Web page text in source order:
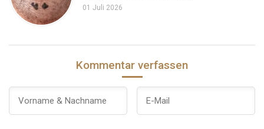
01 Juli 2026
Kommentar verfassen